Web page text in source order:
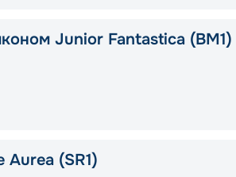
Junior Fantastica (BM1)
(SR1)